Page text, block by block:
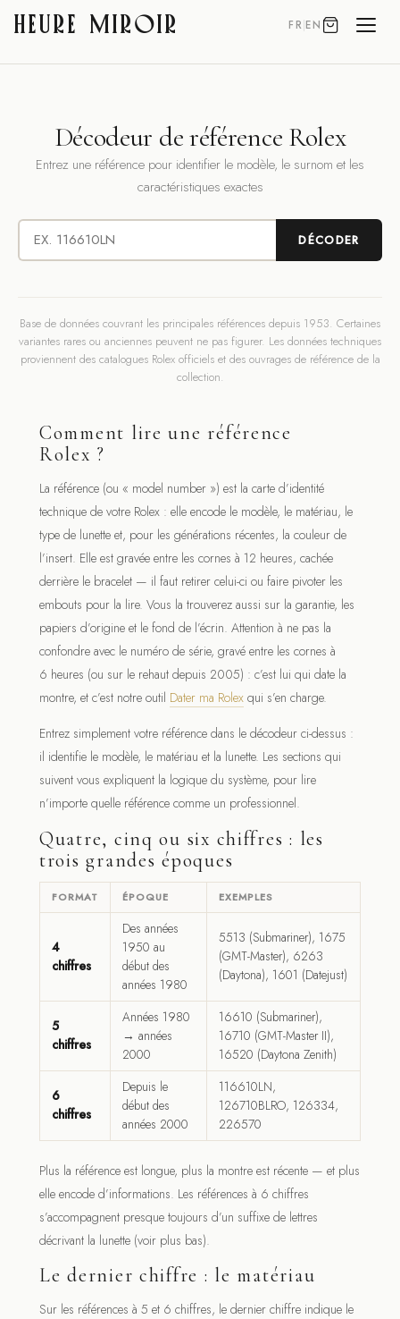
HEURE MIROIR FR EN
Décodeur de référence Rolex
Entrez une référence pour identifier le modèle, le surnom et les
caractéristiques exactes
DÉCODER
Base de données couvrant les principales références depuis 1953. Certaines
variantes rares ou anciennes peuvent ne pas figurer. Les données techniques
proviennent des catalogues Rolex officiels et des ouvrages de référence de la
collection.
Comment lire une référence
Rolex ?
La référence (ou « model number ») est la carte d’identité
technique de votre Rolex : elle encode le modèle, le matériau, le
type de lunette et, pour les générations récentes, la couleur de
l’insert. Elle est gravée entre les cornes à 12 heures, cachée
derrière le bracelet — il faut retirer celui-ci ou faire pivoter les
embouts pour la lire. Vous la trouverez aussi sur la garantie, les
papiers d’origine et le fond de l’écrin. Attention à ne pas la
confondre avec le numéro de série, gravé entre les cornes à
6 heures (ou sur le rehaut depuis 2005) : c’est lui qui date la
montre, et c’est notre outil Dater ma Rolex qui s’en charge.
Entrez simplement votre référence dans le décodeur ci-dessus :
il identifie le modèle, le matériau et la lunette. Les sections qui
suivent vous expliquent la logique du système, pour lire
n’importe quelle référence comme un professionnel.
Quatre, cinq ou six chiffres : les
trois grandes époques
FORMAT ÉPOQUE EXEMPLES
4
chiffres
Des années
1950 au
début des
années 1980
5513 (Submariner), 1675
(GMT-Master), 6263
(Daytona), 1601 (Datejust)
5
chiffres
Années 1980
→ années
2000
16610 (Submariner),
16710 (GMT-Master II),
16520 (Daytona Zenith)
6
chiffres
Depuis le
début des
années 2000
116610LN,
126710BLRO, 126334,
226570
Plus la référence est longue, plus la montre est récente — et plus
elle encode d’informations. Les références à 6 chiffres
s’accompagnent presque toujours d’un suffixe de lettres
décrivant la lunette (voir plus bas).
Le dernier chiffre : le matériau
Sur les références à 5 et 6 chiffres, le dernier chiffre indique le